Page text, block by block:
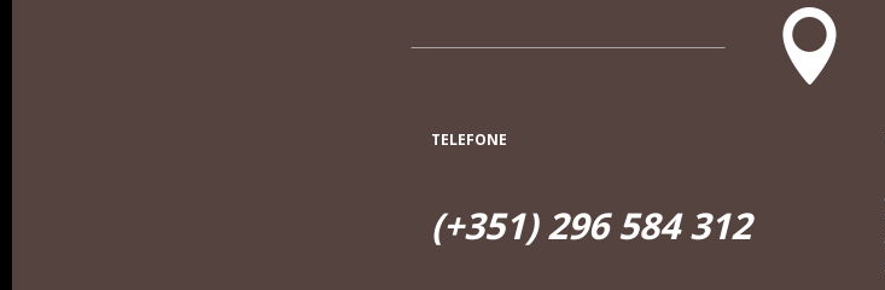
TELEFONE
(+351) 296 584 312